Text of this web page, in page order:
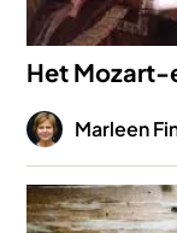
Het
Afbeelding
Marleen
Afbeelding